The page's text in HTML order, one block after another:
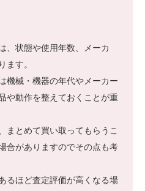
、状態や使用年数、メーカ
ます。
機械・機器の年代やメーカー
や動作を整えておくことが重
まとめて買い取ってもらうこ
合がありますのでその点も考
るほど査定評価が高くなる場